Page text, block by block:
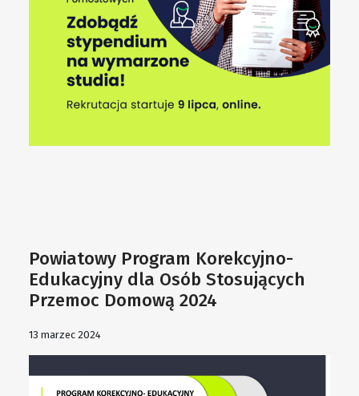
Powiatowy Program Korekcyjno-
Edukacyjny dla Osób Stosujących
Przemoc Domową 2024
13 marzec 2024